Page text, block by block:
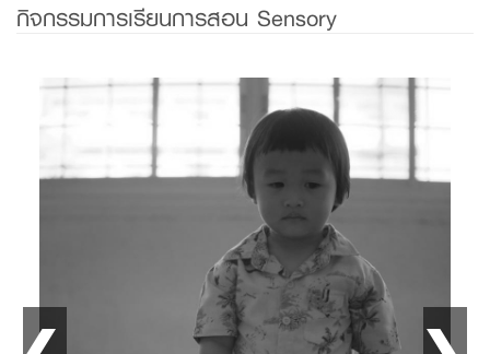
กิจกรรมการเรียนการสอน Sensory